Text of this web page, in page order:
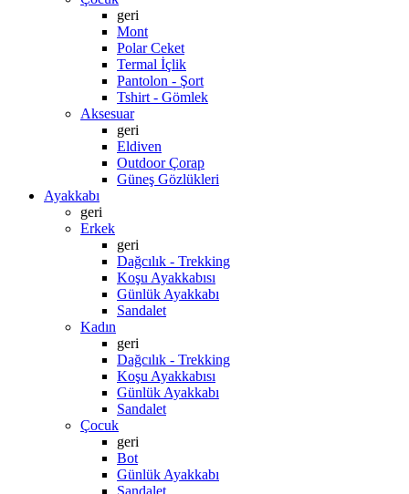
geri
Mont
Polar Ceket
Termal İçlik
Pantolon - Şort
Tshirt - Gömlek
Aksesuar
geri
Eldiven
Outdoor Çorap
Güneş Gözlükleri
Ayakkabı
geri
Erkek
geri
Dağcılık - Trekking
Koşu Ayakkabısı
Günlük Ayakkabı
Sandalet
Kadın
geri
Dağcılık - Trekking
Koşu Ayakkabısı
Günlük Ayakkabı
Sandalet
Çocuk
geri
Bot
Günlük Ayakkabı
Sandalet